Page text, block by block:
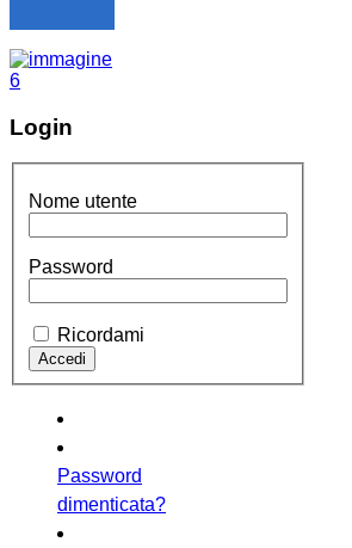
Login
Nome utente
Password
Ricordami
Password
dimenticata?